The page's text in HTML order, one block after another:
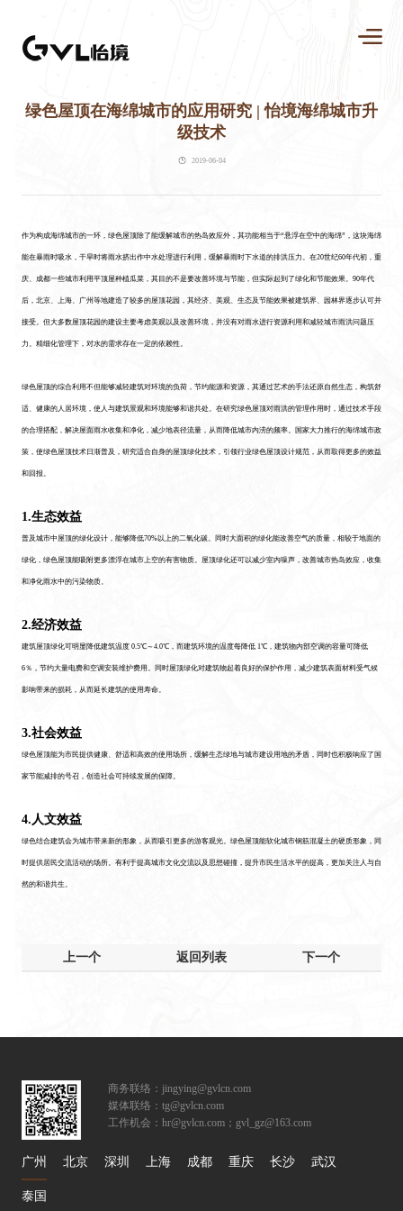
绿色屋顶在海绵城市的应用研究 | 怡境海绵城市升
级技术
2019-06-04
作为构成海绵城市的一环，绿色屋顶除了能缓解城市的热岛效应外，其功能相当于“悬浮在空中的海绵”，这块海绵
能在暴雨时吸水，干旱时将雨水挤出作中水处理进行利用，缓解暴雨时下水道的排洪压力。在20世纪60年代初，重
庆、成都一些城市利用平顶屋种植瓜菜，其目的不是要改善环境与节能，但实际起到了绿化和节能效果。90年代
后，北京、上海、广州等地建造了较多的屋顶花园，其经济、美观、生态及节能效果被建筑界、园林界逐步认可并
接受。但大多数屋顶花园的建设主要考虑美观以及改善环境，并没有对雨水进行资源利用和减轻城市雨洪问题压
力。精细化管理下，对水的需求存在一定的依赖性。
绿色屋顶的综合利用不但能够减轻建筑对环境的负荷，节约能源和资源，其通过艺术的手法还原自然生态，构筑舒
适、健康的人居环境，使人与建筑景观和环境能够和谐共处。在研究绿色屋顶对雨洪的管理作用时，通过技术手段
的合理搭配，解决屋面雨水收集和净化，减少地表径流量，从而降低城市内涝的频率。国家大力推行的海绵城市政
策，使绿色屋顶技术日渐普及，研究适合自身的屋顶绿化技术，引领行业绿色屋顶设计规范，从而取得更多的效益
和回报。
1.生态效益
普及城市中屋顶的绿化设计，能够降低70%以上的二氧化碳。同时大面积的绿化能改善空气的质量，相较于地面的
绿化，绿色屋顶能吸附更多漂浮在城市上空的有害物质。屋顶绿化还可以减少室内噪声，改善城市热岛效应，收集
和净化雨水中的污染物质。
2.经济效益
建筑屋顶绿化可明显降低建筑温度 0.5℃～4.0℃，而建筑环境的温度每降低 1℃，建筑物内部空调的容量可降低
6％，节约大量电费和空调安装维护费用。同时屋顶绿化对建筑物起着良好的保护作用，减少建筑表面材料受气候
影响带来的损耗，从而延长建筑的使用寿命。
3.社会效益
绿色屋顶能为市民提供健康、舒适和高效的使用场所，缓解生态绿地与城市建设用地的矛盾，同时也积极响应了国
家节能减排的号召，创造社会可持续发展的保障。
4.人文效益
绿色结合建筑会为城市带来新的形象，从而吸引更多的游客观光。绿色屋顶能软化城市钢筋混凝土的硬质形象，同
时提供居民交流活动的场所。有利于提高城市文化交流以及思想碰撞，提升市民生活水平的提高，更加关注人与自
然的和谐共生。
上一个 返回列表 下一个
商务联络：jingying@gvlcn.com
媒体联络：tg@gvlcn.com
工作机会：hr@gvlcn.com；gvl_gz@163.com
广州 北京 深圳 上海 成都 重庆 长沙 武汉
泰国